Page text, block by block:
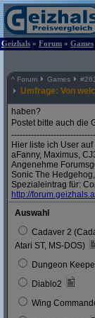
Geizhals » Forum » Games
^ Forum Games #
Umfrage: Von
haben?
Postet bitte auch die
Hier liste ich User
aFanny, Maximus,
Angenehme
Sonic The
Spezialeintrag für:
http://
Auswahl
Cadaver 2
Atari ST, MS-DOS)
Dungeon
Diablo2
Wing